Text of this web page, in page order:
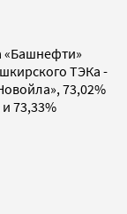
«Башнефти»
ТЭКа -
73,02%
73,33%